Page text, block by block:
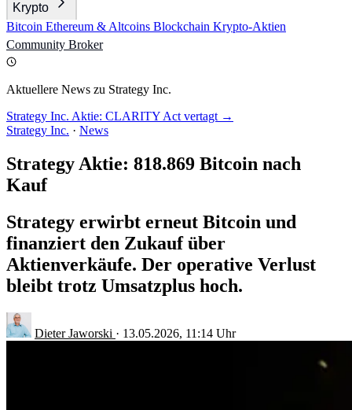
Krypto
Bitcoin Ethereum & Altcoins Blockchain Krypto-Aktien
Community Broker
Aktuellere News zu Strategy Inc.
Strategy Inc. Aktie: CLARITY Act vertagt →
Strategy Inc. · News
Strategy Aktie: 818.869 Bitcoin nach
Kauf
Strategy erwirbt erneut Bitcoin und
finanziert den Zukauf über
Aktienverkäufe. Der operative Verlust
bleibt trotz Umsatzplus hoch.
Dieter Jaworski · 13.05.2026, 11:14 Uhr